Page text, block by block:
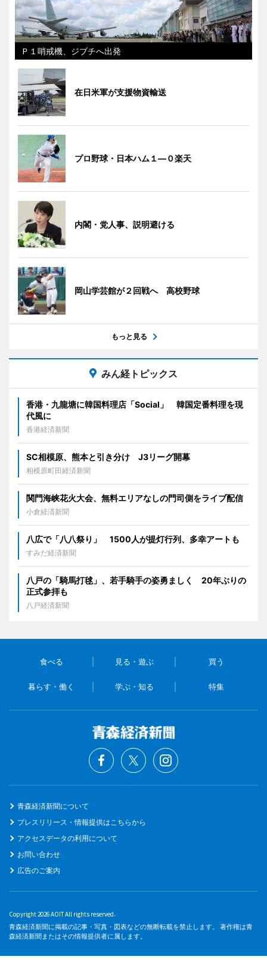
Ｐ１哨戒機、ジブチへ出発
在日米軍が支援物資輸送
プロ野球・日本ハム１―０楽天
内閣・党人事、説明避ける
岡山学芸館が２回戦へ 高校野球
もっと見る
みん経トピックス
香港・九龍塘に韓国料理店「Social」 韓国定番料理を現
代風に
香港経済新聞
SC相模原、熊本と引き分け J3リーグ開幕
相模原町田経済新聞
関門海峡花火大会、無料エリアなしの門司側をライブ配信
小倉経済新聞
八広で「八八祭り」 1500人が提灯行列、多幸アートも
すみだ経済新聞
八戸の「騎馬打毬」、若手騎手の姿勇ましく 20年ぶりの
正式参拝も
八戸経済新聞
食べる 見る・遊ぶ 買う
暮らす・働く 学ぶ・知る 特集
青森経済新聞について
プレスリリース・情報提供はこちらから
アクセスデータの利用について
お問い合わせ
広告のご案内
Copyright 2026 AOIT All rights reserved.
青森経済新聞に掲載の記事・写真・図表などの無断転載を禁止します。 著作権は青
森経済新聞またはその情報提供者に属します。